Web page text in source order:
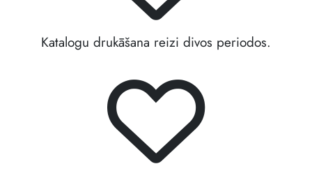
Katalogu drukāšana reizi divos periodos.